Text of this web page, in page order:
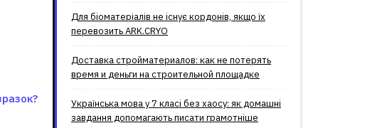
Для біоматеріалів не існує кордонів, якщо їх
перевозить ARK.CRYO
Доставка стройматериалов: как не потерять
время и деньги на строительной площадке
Українська мова у 7 класі без хаосу: як домашні
завдання допомагають писати грамотніше